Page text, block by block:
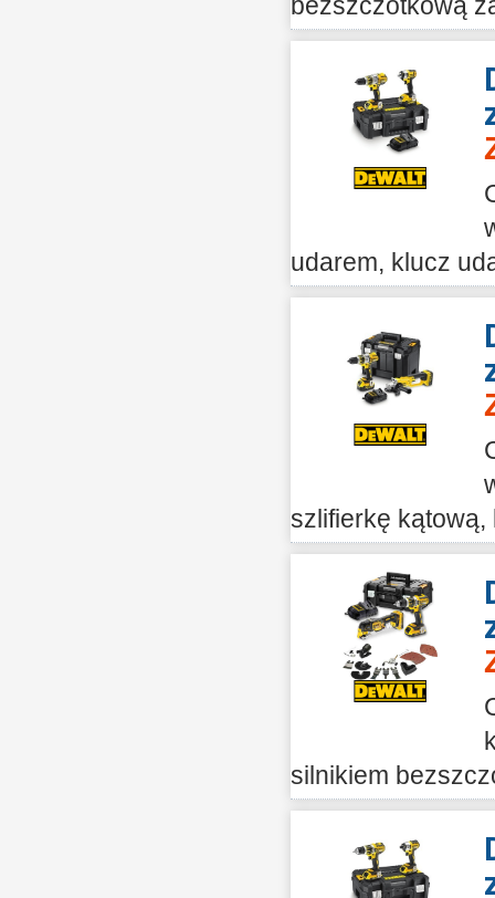
udarem, klucz
szlifierkę kątową,
silnikiem